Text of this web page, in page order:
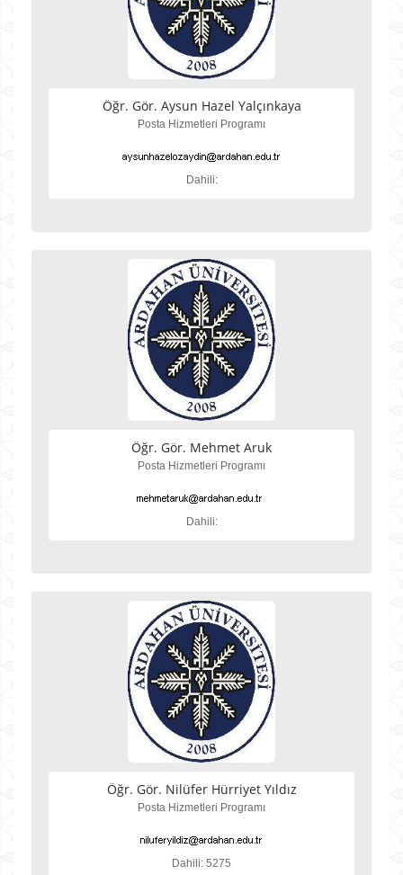
Öğr. Gör. Aysun Hazel Yalçınkaya
Posta Hizmetleri Programı
Dahili:
Öğr. Gör. Mehmet Aruk
Posta Hizmetleri Programı
Dahili:
Öğr. Gör. Nilüfer Hürriyet Yıldız
Posta Hizmetleri Programı
Dahili: 5275